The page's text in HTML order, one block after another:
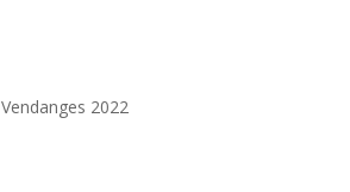
Vendanges 2022